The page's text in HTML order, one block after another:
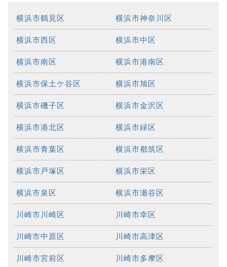
横浜市鶴見区 横浜市神奈川区
横浜市西区 横浜市中区
横浜市南区 横浜市港南区
横浜市保土ケ谷区 横浜市旭区
横浜市磯子区 横浜市金沢区
横浜市港北区 横浜市緑区
横浜市青葉区 横浜市都筑区
横浜市戸塚区 横浜市栄区
横浜市泉区 横浜市瀬谷区
川崎市川崎区 川崎市幸区
川崎市中原区 川崎市高津区
川崎市宮前区 川崎市多摩区